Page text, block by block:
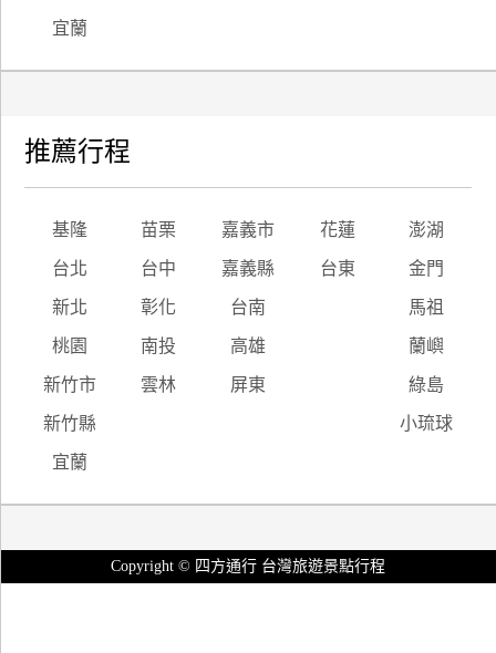
宜蘭
推薦行程
基隆 苗栗 嘉義市 花蓮 澎湖
台北 台中 嘉義縣 台東 金門
新北 彰化 台南 馬祖
桃園 南投 高雄 蘭嶼
新竹市 雲林 屏東 綠島
新竹縣 小琉球
宜蘭
Copyright © 四方通行 台灣旅遊景點行程